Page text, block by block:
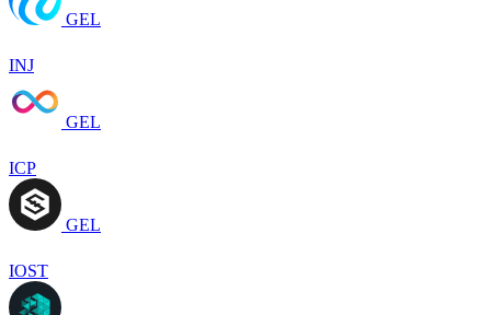
GEL
INJ
GEL
ICP
GEL
IOST